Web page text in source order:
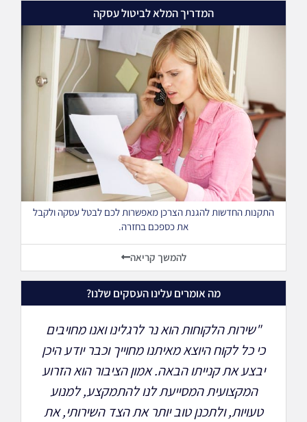
המדריך המלא לביטול עסקה
התקנות החדשות להגנת הצרכן מאפשרות לכם לבטל עסקה ולקבל
את כספכם בחזרה.
להמשך קריאה
מה אומרים עלינו העסקים שלנו?
"שירות הלקוחות הוא נר לרגלינו ואנו מחויבים
כי כל לקוח היוצא מאיתנו מחוייך וכבר יודע היכן
יבצע את קנייתו הבאה. אמון הציבור הוא הזרוע
המקצועית המסייעת לנו להתמקצע, למנוע
טעויות, ולתכנן טוב יותר את הצד השירותי, את